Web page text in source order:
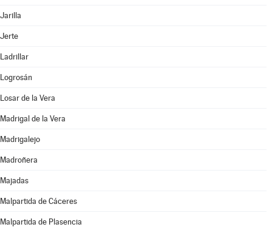
Jarilla
Jerte
Ladrillar
Logrosán
Losar de la Vera
Madrigal de la Vera
Madrigalejo
Madroñera
Majadas
Malpartida de Cáceres
Malpartida de Plasencia